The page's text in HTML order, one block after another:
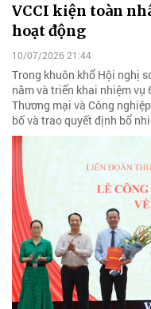
VCCI kiện toàn
hoạt động
10/07/2026 21:44
Trong khuôn khổ Hội nghị
năm và triển khai nhiệm vụ
Thương mại và Công
bố và trao quyết định bổ